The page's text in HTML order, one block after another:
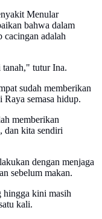
Menular
bahwa dalam
cacingan adalah
tanah," tutur Ina.
sudah memberikan
Raya semasa hidup.
memberikan
dan kita sendiri
dengan menjaga
sebelum makan.
hingga kini masih
kali.